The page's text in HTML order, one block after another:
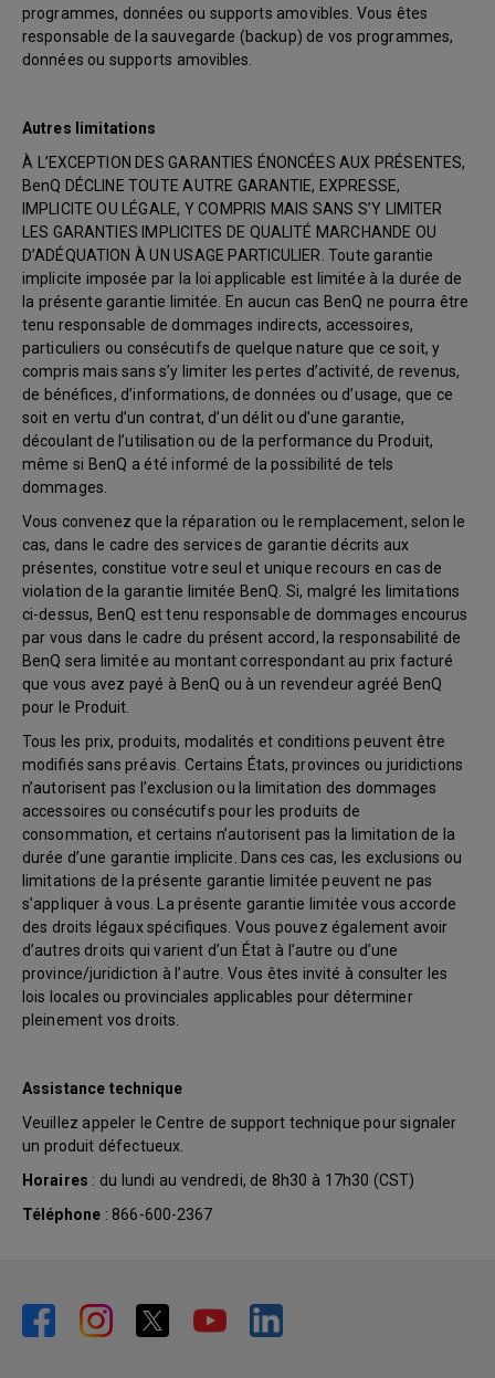
programmes, données ou supports amovibles. Vous êtes
responsable de la sauvegarde (backup) de vos programmes,
données ou supports amovibles.
Autres limitations
À L’EXCEPTION DES GARANTIES ÉNONCÉES AUX PRÉSENTES,
BenQ DÉCLINE TOUTE AUTRE GARANTIE, EXPRESSE,
IMPLICITE OU LÉGALE, Y COMPRIS MAIS SANS S’Y LIMITER
LES GARANTIES IMPLICITES DE QUALITÉ MARCHANDE OU
D’ADÉQUATION À UN USAGE PARTICULIER. Toute garantie
implicite imposée par la loi applicable est limitée à la durée de
la présente garantie limitée. En aucun cas BenQ ne pourra être
tenu responsable de dommages indirects, accessoires,
particuliers ou consécutifs de quelque nature que ce soit, y
compris mais sans s’y limiter les pertes d’activité, de revenus,
de bénéfices, d’informations, de données ou d’usage, que ce
soit en vertu d’un contrat, d’un délit ou d’une garantie,
découlant de l’utilisation ou de la performance du Produit,
même si BenQ a été informé de la possibilité de tels
dommages.
Vous convenez que la réparation ou le remplacement, selon le
cas, dans le cadre des services de garantie décrits aux
présentes, constitue votre seul et unique recours en cas de
violation de la garantie limitée BenQ. Si, malgré les limitations
ci-dessus, BenQ est tenu responsable de dommages encourus
par vous dans le cadre du présent accord, la responsabilité de
BenQ sera limitée au montant correspondant au prix facturé
que vous avez payé à BenQ ou à un revendeur agréé BenQ
pour le Produit.
Tous les prix, produits, modalités et conditions peuvent être
modifiés sans préavis. Certains États, provinces ou juridictions
n’autorisent pas l’exclusion ou la limitation des dommages
accessoires ou consécutifs pour les produits de
consommation, et certains n’autorisent pas la limitation de la
durée d’une garantie implicite. Dans ces cas, les exclusions ou
limitations de la présente garantie limitée peuvent ne pas
s’appliquer à vous. La présente garantie limitée vous accorde
des droits légaux spécifiques. Vous pouvez également avoir
d’autres droits qui varient d’un État à l’autre ou d’une
province/juridiction à l’autre. Vous êtes invité à consulter les
lois locales ou provinciales applicables pour déterminer
pleinement vos droits.
Assistance technique
Veuillez appeler le Centre de support technique pour signaler
un produit défectueux.
Horaires : du lundi au vendredi, de 8h30 à 17h30 (CST)
Téléphone : 866-600-2367